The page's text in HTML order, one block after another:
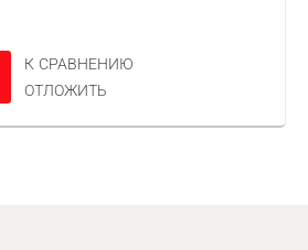
К СРАВНЕНИЮ
ОТЛОЖИТЬ